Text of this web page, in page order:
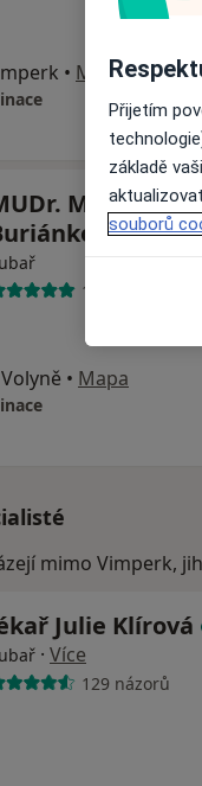
• Mapa
Marcela
17 názorů
• Mapa
mimo Vimperk,
Julie Klírová
· Více
129 názorů
Přijetím
základě
souborů